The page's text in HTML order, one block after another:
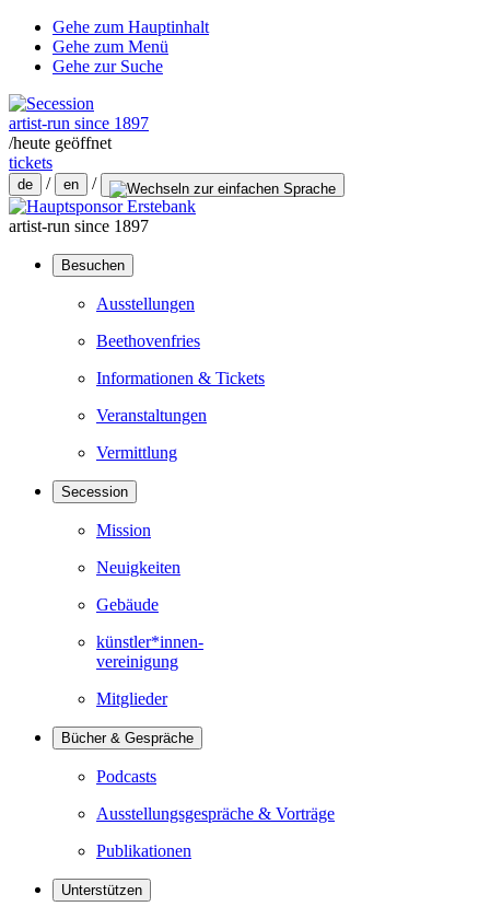
Gehe zum Hauptinhalt
Gehe zum Menü
Gehe zur Suche
artist-run since 1897
/heute geöffnet
tickets
de / en /
artist-run since 1897
Besuchen
Ausstellungen
Beethovenfries
Informationen & Tickets
Veranstaltungen
Vermittlung
Secession
Mission
Neuigkeiten
Gebäude
künstler*innen-
vereinigung
Mitglieder
Bücher & Gespräche
Podcasts
Ausstellungsgespräche & Vorträge
Publikationen
Unterstützen